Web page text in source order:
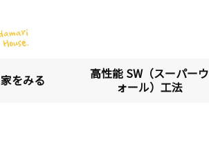
家をみる
高性能 SW（スーパーウ
ォール）工法